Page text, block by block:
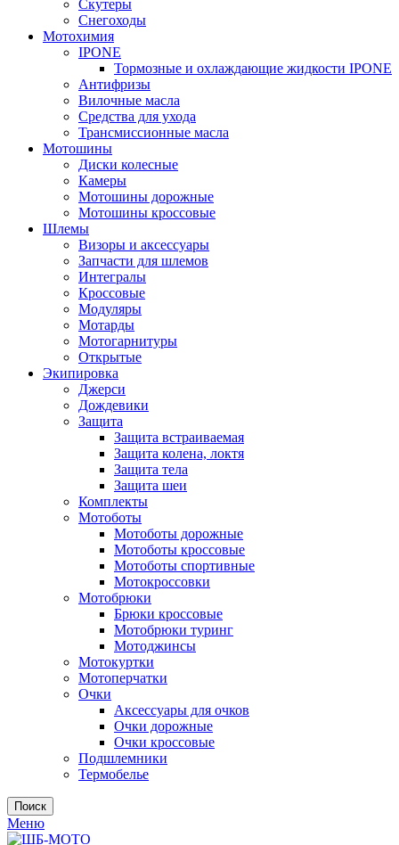
Скутеры
Снегоходы
Мотохимия
IPONE
Тормозные и охлаждающие жидкости IPONE
Антифризы
Вилочные масла
Средства для ухода
Трансмиссионные масла
Мотошины
Диски колесные
Камеры
Мотошины дорожные
Мотошины кроссовые
Шлемы
Визоры и аксессуары
Запчасти для шлемов
Интегралы
Кроссовые
Модуляры
Мотарды
Мотогарнитуры
Открытые
Экипировка
Джерси
Дождевики
Защита
Защита встраиваемая
Защита колена, локтя
Защита тела
Защита шеи
Комплекты
Мотоботы
Мотоботы дорожные
Мотоботы кроссовые
Мотоботы спортивные
Мотокроссовки
Мотобрюки
Брюки кроссовые
Мотобрюки туринг
Мотоджинсы
Мотокуртки
Мотоперчатки
Очки
Аксессуары для очков
Очки дорожные
Очки кроссовые
Подшлемники
Термобелье
Поиск
Меню